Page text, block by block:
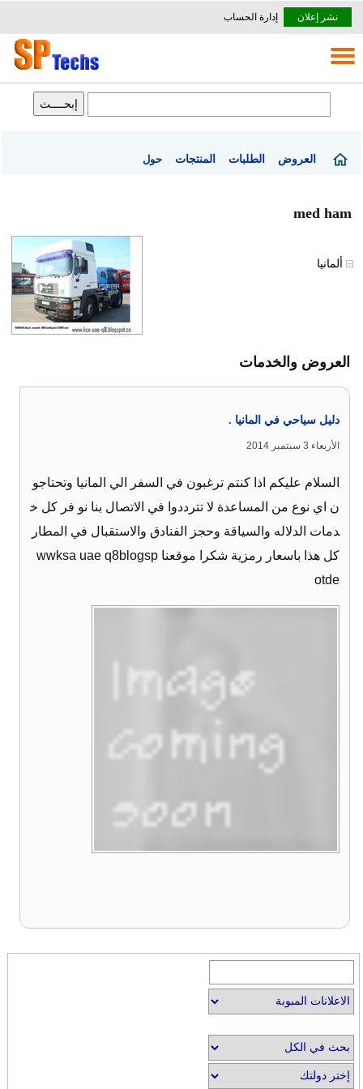
نشر إعلان إدارة الحساب
العروض الطلبات المنتجات حول
med ham
ألمانيا
العروض والخدمات
دليل سياحي في المانيا .
الأربعاء 3 سبتمبر 2014
السلام عليكم اذا كنتم ترغبون في السفر الي المانيا وتحتاجو
ن اي نوع من المساعدة لا تترددوا في الاتصال بنا نو فر كل خ
دمات الدلاله والسياقة وحجز الفنادق والاستقبال في المطار
كل هذا باسعار رمزية شكرا موقعنا wwksa uae q8blogsp
otde